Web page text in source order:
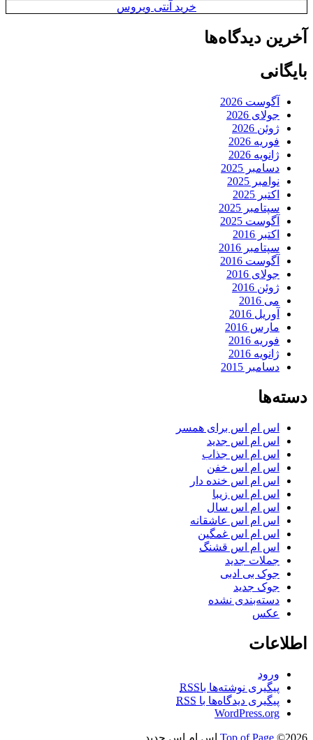
خرید آنتی ویروس
آخرین دیدگاه‌ها
بایگانی
آگوست 2026
جولای 2026
ژوئن 2026
فوریه 2026
ژانویه 2026
دسامبر 2025
نوامبر 2025
اکتبر 2025
سپتامبر 2025
آگوست 2025
اکتبر 2016
سپتامبر 2016
آگوست 2016
جولای 2016
ژوئن 2016
می 2016
آوریل 2016
مارس 2016
فوریه 2016
ژانویه 2016
دسامبر 2015
دسته‌ها
اس ام اس برای همسر
اس ام اس جدید
اس ام اس جذاب
اس ام اس خفن
اس ام اس خنده دار
اس ام اس زیبا
اس ام اس سال
اس ام اس عاشقانه
اس ام اس غمگین
اس ام اس قشنگ
جملات جدید
جوک بی ادبی
جوک جدید
دسته‌بندی نشده
عکس
اطلاعات
ورود
پیگیری نوشته‌ها باRSS
پیگیری دیدگاه‌ها با RSS
WordPress.org
Top of Page ©2026 اس ام اس جدید